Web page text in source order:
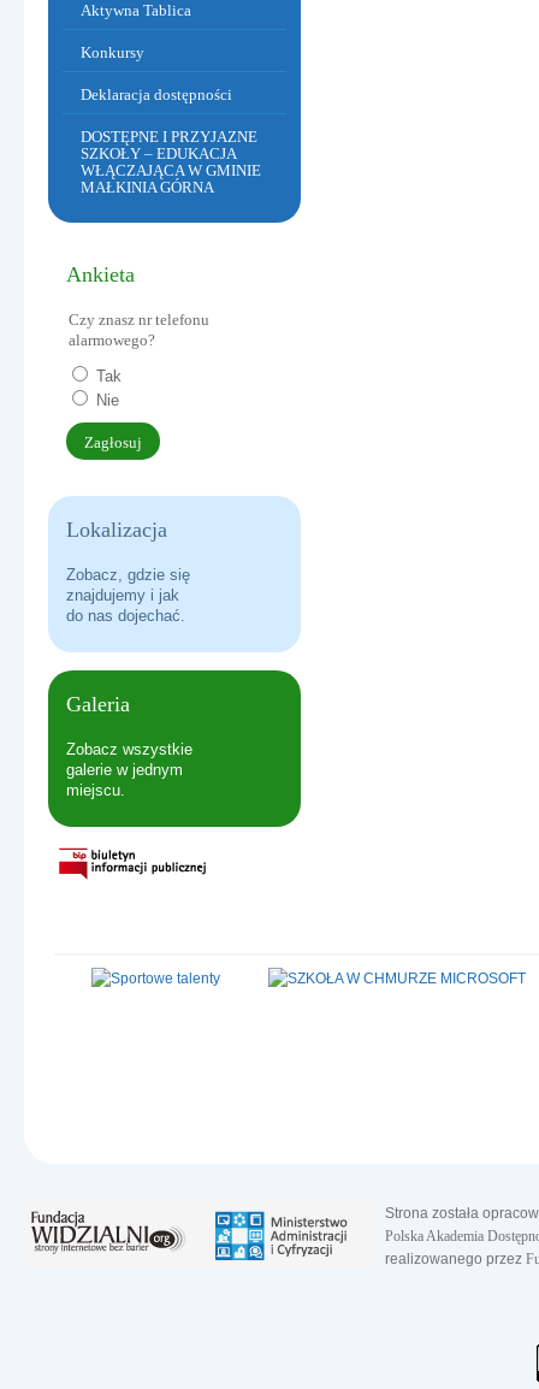
ERASMUS+ USING MONILE APPS IN THE LEARNING
DO HYMNU!
Aktywna Tablica
Konkursy
Deklaracja dostępności
DOSTĘPNE I PRZYJAZNE
SZKOŁY – EDUKACJA
WŁĄCZAJĄCA W GMINIE
MAŁKINIA GÓRNA
Ankieta
Czy znasz nr telefonu
alarmowego?
Tak
Nie
Lokalizacja
Zobacz, gdzie się
znajdujemy i jak
do nas dojechać.
Galeria
Zobacz wszystkie
galerie w jednym
miejscu.
Strona została
Polska Akademia
realizowanego przez